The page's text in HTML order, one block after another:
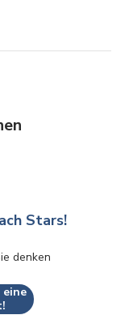
Stars!
denken
eine